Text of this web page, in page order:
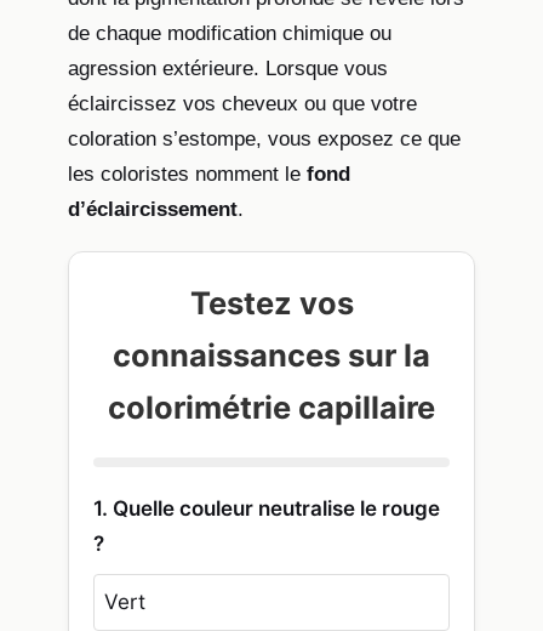
de chaque modification chimique ou
agression extérieure. Lorsque vous
éclaircissez vos cheveux ou que votre
coloration s’estompe, vous exposez ce que
les coloristes nomment le fond
d’éclaircissement.
Testez vos
connaissances sur la
colorimétrie capillaire
1. Quelle couleur neutralise le rouge
?
Vert